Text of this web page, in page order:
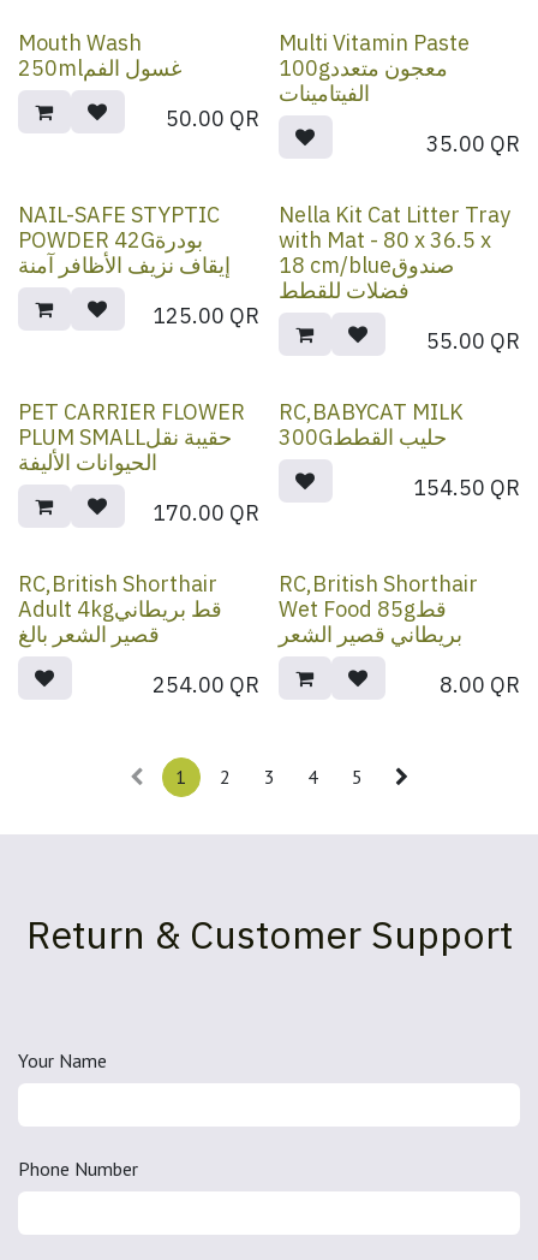
Mouth Wash
250mlغسول الفم
50.00 QR
Multi Vitamin Paste
100gمعجون متعدد
الفيتامينات
35.00 QR
NAIL-SAFE STYPTIC
POWDER 42Gبودرة
إيقاف نزيف الأظافر آمنة
125.00 QR
Nella Kit Cat Litter Tray
with Mat - 80 x 36.5 x
18 cm/blueصندوق
فضلات للقطط
55.00 QR
PET CARRIER FLOWER
PLUM SMALLحقيبة نقل
الحيوانات الأليفة
170.00 QR
RC,BABYCAT MILK
300Gحليب القطط
154.50 QR
RC,British Shorthair
Adult 4kgقط بريطاني
قصير الشعر بالغ
254.00 QR
RC,British Shorthair
Wet Food 85gقط
بريطاني قصير الشعر
8.00 QR
1 2 3 4 5
Return & Customer Support
Your Name
Phone Number